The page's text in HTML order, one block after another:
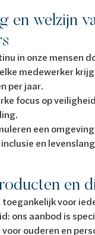
en welzijn
in onze mensen
medewerker
per jaar.
focus op
een
en
en
voor
ons aanbod is
ouderen en